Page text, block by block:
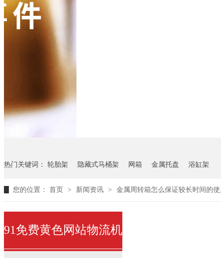
变速箱托盘
发动机料架
仪表盘料架
手推车
气瓶料架
汽车行业
卫浴行业
热门关键词： 轮胎架 隐藏式马桶架 网箱 金属托盘 浴缸架
您的位置： 首页 > 新闻资讯 > 金属周转箱怎么保证较长时间的
91免费黄色网站物流机